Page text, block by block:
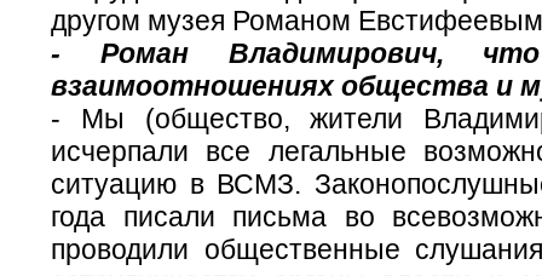
другом музея Романом
- Роман Владимирович,
взаимоотношениях общества и
- Мы (общество, жители
исчерпали все легальные
ситуацию в ВСМЗ.
года писали письма во
проводили общественные